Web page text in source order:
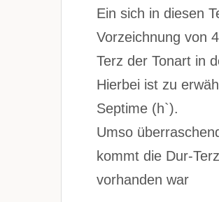
Ein sich in diesen
Vorzeichnung von
Terz der Tonart in
Hierbei ist zu
Septime (h`).
Umso
kommt die Dur-
vorhanden war